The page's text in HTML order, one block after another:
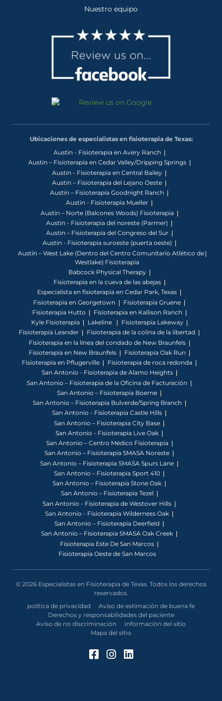
Nuestro equipo
Ubicaciones de especialistas en fisioterapia de Texas:
Austin - Fisioterapia en Avery Ranch
Austin – Fisioterapia en Cedar Valley/Dripping Springs
Austin - Fisioterapia en Central Bailey
Austin – Fisioterapia del Lejano Oeste
Austin – Fisioterapia Goodnight Ranch
Austin - Fisioterapia Mueller
Austin – Norte (Balcones Woods) Fisioterapia
Austin - Fisioterapia del noreste (Parmer)
Austin – Fisioterapia del Congreso del Sur
Austin - Fisioterapia suroeste (puerta oeste)
Austin – West Lake (Dentro del Centro Comunitario Atlético de
Westlake) Fisioterapia
Babcock Physical Therapy
Fisioterapia en la cueva de las abejas
Especialista en fisioterapia en Cedar Park, Texas
Fisioterapia en Georgetown
Fisioterapia Gruene
Fisioterapia Hutto
Fisioterapia en Kallison Ranch
Kyle Fisioterapia
Lakeline
Fisioterapia Lakeway
Fisioterapia Leander
Fisioterapia de la colina de la libertad
Fisioterapia en la línea del condado de New Braunfels
Fisioterapia en New Braunfels
Fisioterapia Oak Run
Fisioterapia en Pflugerville
Fisioterapia de roca redonda
San Antonio - Fisioterapia de Alamo Heights
San Antonio – Fisioterapia de la Oficina de Facturación
San Antonio – Fisioterapia Boerne
San Antonio – Fisioterapia Bulverde/Spring Branch
San Antonio - Fisioterapia Castle Hills
San Antonio – Fisioterapia City Base
San Antonio - Fisioterapia Live Oak
San Antonio – Centro Médico Fisioterapia
San Antonio – Fisioterapia SMASA Noreste
San Antonio – Fisioterapia SMASA Spurs Lane
San Antonio – Fisioterapia Sport 410
San Antonio – Fisioterapia Stone Oak
San Antonio – Fisioterapia Tezel
San Antonio - Fisioterapia de Westover Hills
San Antonio - Fisioterapia Wilderness Oak
San Antonio – Fisioterapia Deerfield
San Antonio – Fisioterapia SMASA Oak Creek
Fisioterapia Este De San Marcos
Fisioterapia Oeste de San Marcos
© 2026 Especialistas en Fisioterapia de Texas. Todos los derechos
reservados.
política de privacidad
Aviso de estimación de buena fe
Derechos y responsabilidades del paciente
Aviso de no discriminación
Información del sitio
Mapa del sitio
Facebook (Se abre en
Instagram (Se abre
LinkedIn (Se